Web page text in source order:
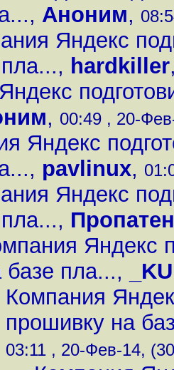
, Аноним,
Яндекс
, hardkiller
, 00:49 , 20-
Яндекс
, pavlinux,
Яндекс
,
Яндекс
базе пла...,
Компания
прошивку на
03:11 , 20-Фев-14,